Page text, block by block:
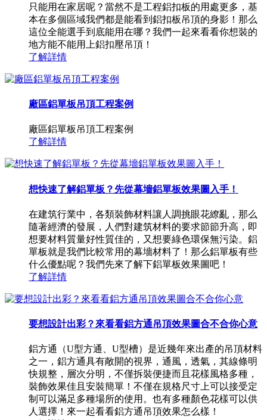
只能用在家居呢？當然不是工程鋁扣板的用處更多，基
本在多個區域我們都是能看到鋁扣板吊頂的身影！那么
這位全能選手到底能用在哪？我們一起來看看你想裝的
地方能不能用上鋁扣壓吊頂！
了解詳情
廠區鋁單板吊頂工程案例
廠區鋁單板吊頂工程案例
了解詳情
想快速了解鋁單板？先從幕墻鋁單板效果圖入手！
在建筑行業中，各類裝飾材料讓人調挑眼花繚亂，那么
隨著經濟的發展，人們對建筑材料的要求節節升高，即
想要材料質量好性質佳的，又想要綠色環保無污染。鋁
單板就是我們比較常用的幕墻材料了！那么鋁單板有些
什么優點呢？我們先來了解下鋁單板效果圖吧！
了解詳情
要想設計出彩？來看看鋁方通吊頂效果圖合不合你心意
鋁方通（U型方通、U型槽）是近幾年來出產的吊頂材料
之一，鋁方通具有敞開的視界，通風，透氣，其線條明
快規整，層次分明，不僅拆裝便捷而且花樣風格多種，
裝飾效果佳且安裝簡單！不僅在規格尺寸上可以接受定
制可以滿足多種場所的使用。也有多種顏色花樣可以供
人選擇！來一起看看鋁方通吊頂效果怎么樣！